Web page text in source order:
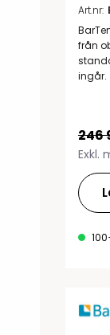
Art.nr:
från
ingår.
246
Exkl.